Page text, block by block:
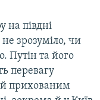
на півдні
зрозуміло, чи
Путін та його
перевагу
й прихованим